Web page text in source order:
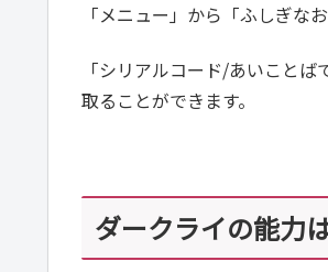
「メニュー」から「ふしぎ
「シリアルコード/あいことば
取ることができます。
ダークライの能力